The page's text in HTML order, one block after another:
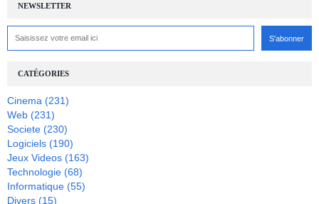
NEWSLETTER
CATÉGORIES
Cinema (231)
Web (231)
Societe (230)
Logiciels (190)
Jeux Videos (163)
Technologie (68)
Informatique (55)
Divers (15)